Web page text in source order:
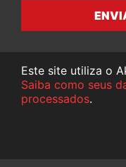
Este site utiliza o
Saiba como seus
processados.